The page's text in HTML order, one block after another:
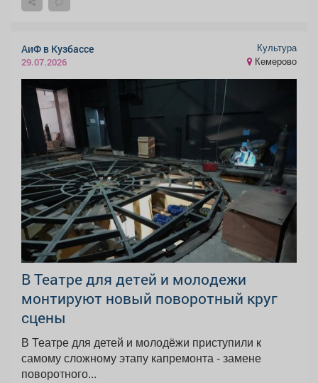
АиФ в Кузбассе
29.07.2026
Культура
Кемерово
В Театре для детей и молодежи
монтируют новый поворотный круг
сцены
В Театре для детей и молодёжи приступили к
самому сложному этапу капремонта - замене
поворотного...